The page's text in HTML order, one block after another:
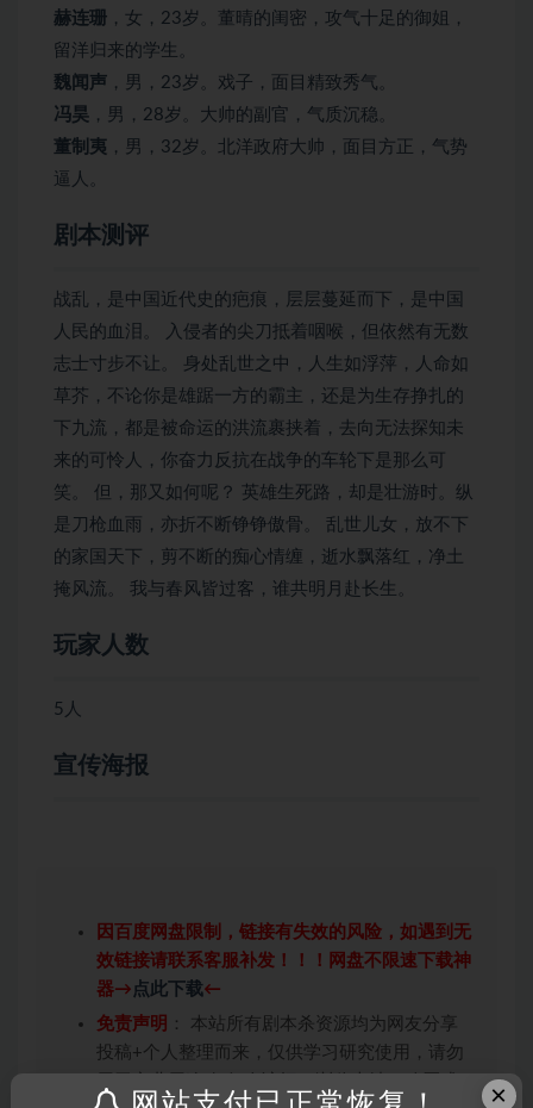
赫连珊 ，女，23岁。董晴的闺密，攻气十足的御姐，
留洋归来的学生。
魏闻声 ，男，23岁。戏子，面目精致秀气。
冯昊 ，男，28岁。大帅的副官，气质沉稳。
董制夷 ，男，32岁。北洋政府大帅，面目方正，气势
逼人。
剧本测评
战乱，是中国近代史的疤痕，层层蔓延而下，是中国
人民的血泪。 入侵者的尖刀抵着咽喉，但依然有无数
志士寸步不让。 身处乱世之中，人生如浮萍，人命如
草芥，不论你是雄踞一方的霸主，还是为生存挣扎的
下九流，都是被命运的洪流裹挟着，去向无法探知未
来的可怜人，你奋力反抗在战争的车轮下是那么可
笑。 但，那又如何呢？ 英雄生死路，却是壮游时。纵
是刀枪血雨，亦折不断铮铮傲骨。 乱世儿女，放不下
的家国天下，剪不断的痴心情缠，逝水飘落红，净土
掩风流。 我与春风皆过客，谁共明月赴长生。
玩家人数
5人
宣传海报
因百度网盘限制，链接有失效的风险，如遇到无
效链接请联系客服补发！！！网盘不限速下载神
器→ 点此下载←
免责声明 ： 本站所有剧本杀资源均为网友分享
投稿+个人整理而来，仅供学习研究使用，请勿
×